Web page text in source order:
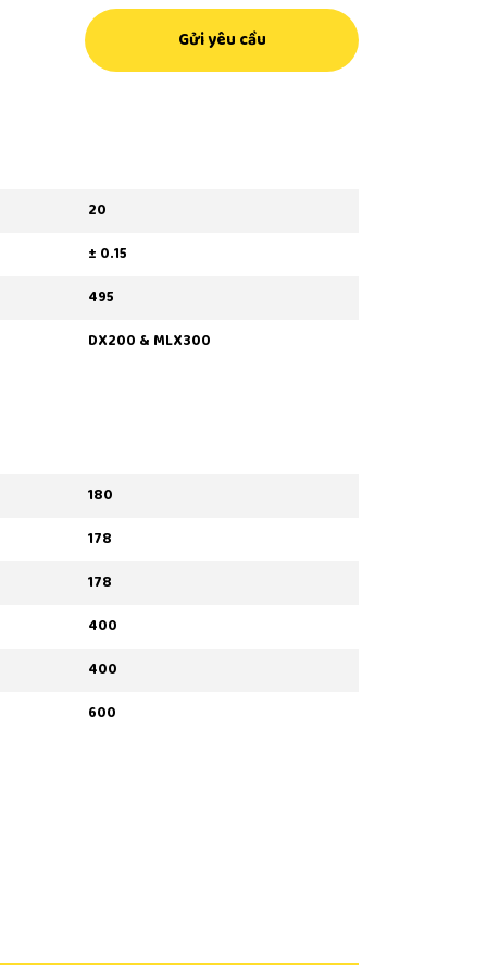
Gửi yêu cầu
20
± 0.15
495
DX200 & MLX300
180
178
178
400
400
600